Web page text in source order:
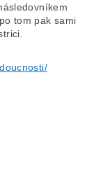
tom pak sami